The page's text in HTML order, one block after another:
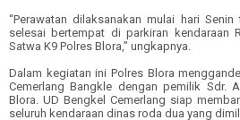
“Perawatan dilaksanakan mulai hari
selesai bertempat di parkiran kendaraan
Satwa K9 Polres Blora,” ungkapnya.
Dalam kegiatan ini Polres Blora
Cemerlang Bangkle dengan pemilik Sdr.
Blora. UD Bengkel Cemerlang siap
seluruh kendaraan dinas roda dua yang